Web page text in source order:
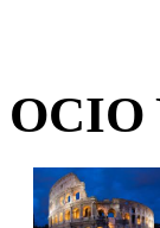
OCIO